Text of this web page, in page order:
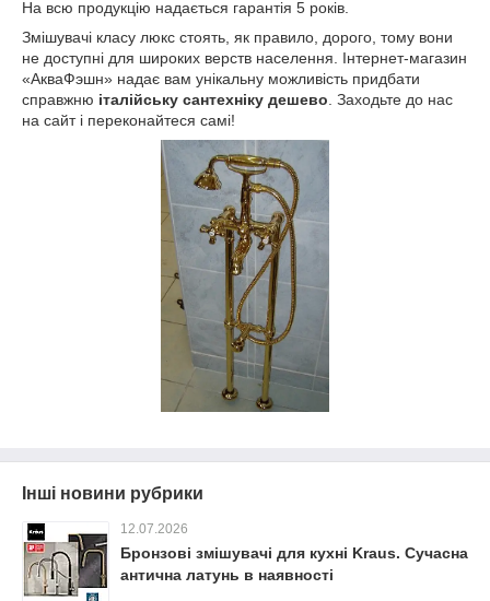
На всю продукцію надається гарантія 5 років.
Змішувачі класу люкс стоять, як правило, дорого, тому вони
не доступні для широких верств населення. Інтернет-магазин
«АкваФэшн» надає вам унікальну можливість придбати
справжню італійську сантехніку дешево . Заходьте до нас
на сайт і переконайтеся самі!
Інші новини рубрики
12.07.2026
Бронзові змішувачі для кухні Kraus. Сучасна
антична латунь в наявності